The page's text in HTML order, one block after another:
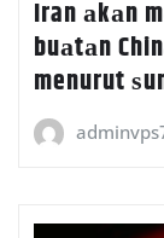
Iran аkаn
buаtаn
menurut